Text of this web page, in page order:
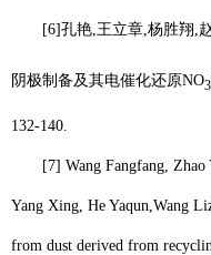
[6]孔艳,王立章,杨胜翔 ,
阴极制备及其电催化还原NO3
132-140.
[7] Wang Fangfang, Zhao
Yang Xing, He Yaqun, Wang
from dust derived from